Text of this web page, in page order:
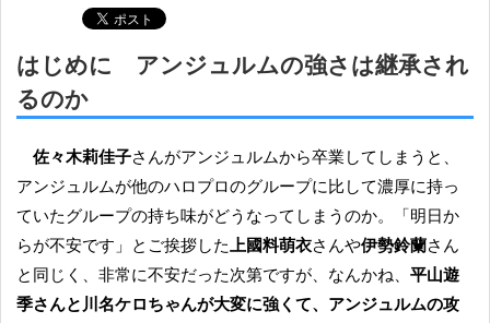
はじめに アンジュルムの強さは継承され
るのか
佐々木莉佳子さんがアンジュルムから卒業してしまうと、
アンジュルムが他のハロプロのグループに比して濃厚に持っ
ていたグループの持ち味がどうなってしまうのか。「明日か
らが不安です」とご挨拶した 上國料萌衣さんや伊勢鈴蘭さん
と同じく、非常に不安だった次第ですが、なんかね、 平山遊
季さんと川名ケロちゃんが大変に強くて、アンジュルムの攻